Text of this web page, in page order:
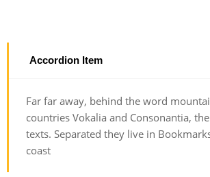
Accordion Item
Far far away, behind the word
countries Vokalia and Consonantia,
texts. Separated they live in
coast